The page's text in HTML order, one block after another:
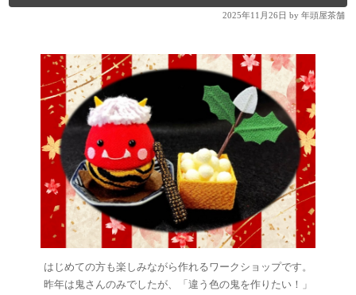
2025年11月26日 by 年頭屋茶舗
はじめての方も楽しみながら作れるワークショップです。
昨年は鬼さんのみでしたが、「違う色の鬼を作りたい！」